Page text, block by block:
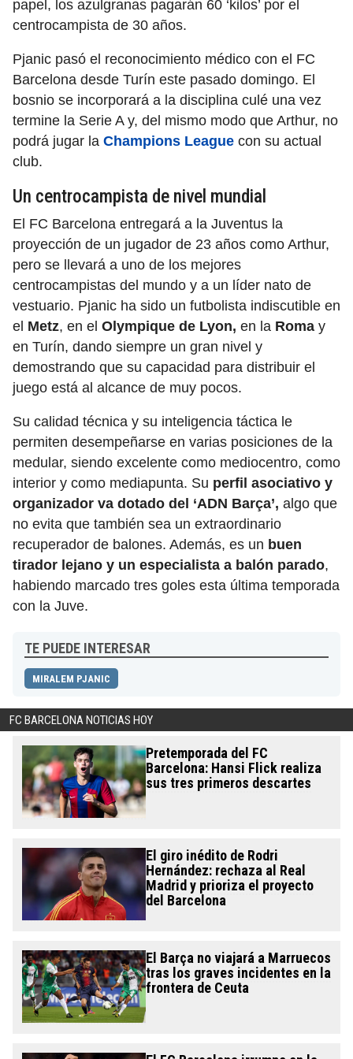
papel, los azulgranas pagarán 60 ‘kilos’ por el
centrocampista de 30 años.
Pjanic pasó el reconocimiento médico con el FC
Barcelona desde Turín este pasado domingo. El
bosnio se incorporará a la disciplina culé una vez
termine la Serie A y, del mismo modo que Arthur, no
podrá jugar la Champions League con su actual
club.
Un centrocampista de nivel mundial
El FC Barcelona entregará a la Juventus la
proyección de un jugador de 23 años como Arthur,
pero se llevará a uno de los mejores
centrocampistas del mundo y a un líder nato de
vestuario. Pjanic ha sido un futbolista indiscutible en
el Metz, en el Olympique de Lyon, en la Roma y
en Turín, dando siempre un gran nivel y
demostrando que su capacidad para distribuir el
juego está al alcance de muy pocos.
Su calidad técnica y su inteligencia táctica le
permiten desempeñarse en varias posiciones de la
medular, siendo excelente como mediocentro, como
interior y como mediapunta. Su perfil asociativo y
organizador va dotado del ‘ADN Barça’, algo que
no evita que también sea un extraordinario
recuperador de balones. Además, es un buen
tirador lejano y un especialista a balón parado,
habiendo marcado tres goles esta última temporada
con la Juve.
TE PUEDE INTERESAR
MIRALEM PJANIC
FC BARCELONA NOTICIAS HOY
Pretemporada del FC
Barcelona: Hansi Flick realiza
sus tres primeros descartes
El giro inédito de Rodri
Hernández: rechaza al Real
Madrid y prioriza el proyecto
del Barcelona
El Barça no viajará a Marruecos
tras los graves incidentes en la
frontera de Ceuta